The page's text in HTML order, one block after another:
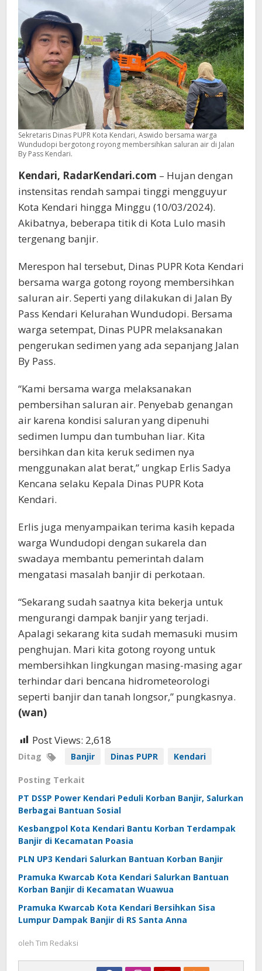
Sekretaris Dinas PUPR Kota Kendari, Aswido bersama warga
Wundudopi bergotong royong membersihkan saluran air di Jalan
By Pass Kendari.
Kendari, RadarKendari.com – Hujan dengan
instensitas rendah sampai tinggi mengguyur
Kota Kendari hingga Minggu (10/03/2024).
Akibatnya, beberapa titik di Kota Lulo masih
tergenang banjir.
Merespon hal tersebut, Dinas PUPR Kota Kendari
bersama warga gotong royong membersihkan
saluran air. Seperti yang dilakukan di Jalan By
Pass Kendari Kelurahan Wundudopi. Bersama
warga setempat, Dinas PUPR melaksanakan
pengerukan sedimen yang ada sepanjang Jalan
By Pass.
“Kami bersama warga melaksanakan
pembersihan saluran air. Penyebab genangan
air karena kondisi saluran yang dipenuhi
sedimen lumpu dan tumbuhan liar. Kita
bersihkan dan kita keruk sedimen nya
menggunakan alat berat,” ungkap Erlis Sadya
Kencana selaku Kepala Dinas PUPR Kota
Kendari.
Erlis juga menyampaikan terima kasih kepada
warga Wundudopi dengan sukarela dan
swadaya membantu pemerintah dalam
mengatasi masalah banjir di perkotaan.
“Sekarang sudah saatnya kita bekerja untuk
mengurangi dampak banjir yang terjadi.
Apalagi sekarang kita sudah memasuki musim
penghujan. Mari kita gotong royong untuk
membersihkan lingkungan masing-masing agar
terhindar dari bencana hidrometeorologi
seperti banjir dan tanah longsor,” pungkasnya.
(wan)
Post Views: 2,618
Ditag Banjir Dinas PUPR Kendari
Posting Terkait
PT DSSP Power Kendari Peduli Korban Banjir, Salurkan
Berbagai Bantuan Sosial
Kesbangpol Kota Kendari Bantu Korban Terdampak
Banjir di Kecamatan Poasia
PLN UP3 Kendari Salurkan Bantuan Korban Banjir
Pramuka Kwarcab Kota Kendari Salurkan Bantuan
Korban Banjir di Kecamatan Wuawua
Pramuka Kwarcab Kota Kendari Bersihkan Sisa
Lumpur Dampak Banjir di RS Santa Anna
oleh Tim Redaksi